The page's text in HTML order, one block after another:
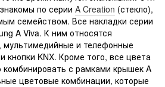
по серии A Creation (стекло),
семейством. Все накладки серии
A Viva. К ним относятся
мультимедийные и телефонные
кнопки KNX. Кроме того, все цвета
с рамками крышек A
цветовые комбинации, которые